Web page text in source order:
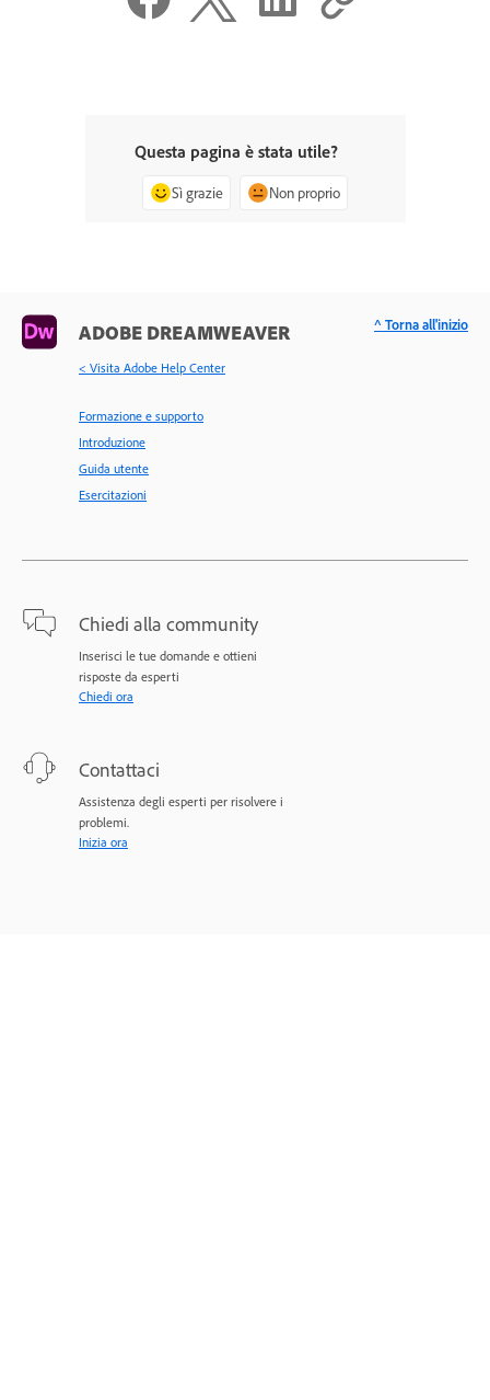
Questa pagina è stata utile?
Sì grazie Non proprio
ADOBE DREAMWEAVER
< Visita Adobe Help Center
Formazione e supporto
Introduzione
Guida utente
Esercitazioni
Chiedi alla community
Inserisci le tue domande e ottieni
risposte da esperti
Chiedi ora
Contattaci
Assistenza degli esperti per risolvere i
problemi.
Inizia ora
^ Torna all'inizio